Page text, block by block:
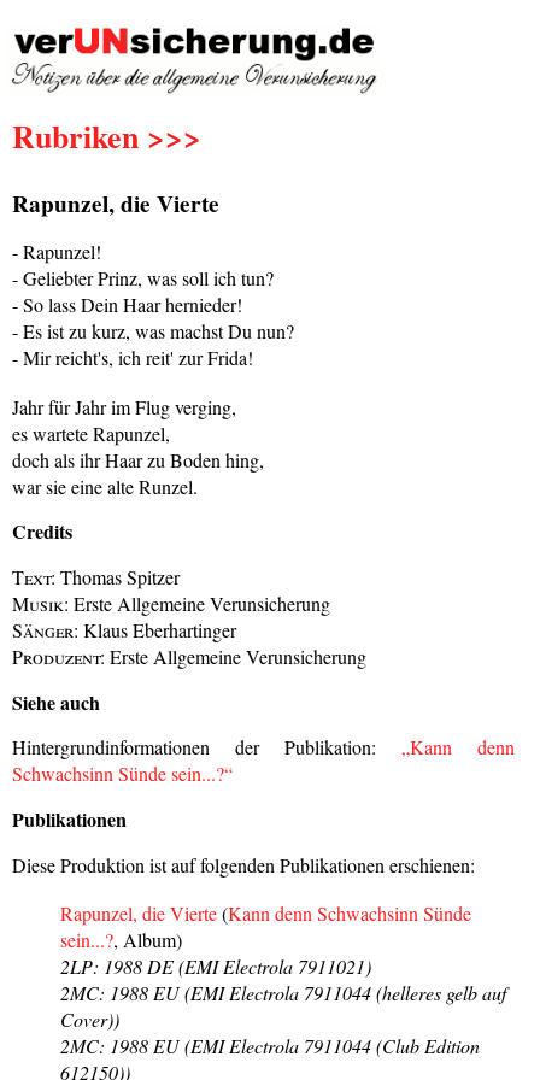
Rubriken >>>
Rapunzel, die Vierte
- Rapunzel!
- Geliebter Prinz, was soll ich tun?
- So lass Dein Haar hernieder!
- Es ist zu kurz, was machst Du nun?
- Mir reicht's, ich reit' zur Frida!
Jahr für Jahr im Flug verging,
es wartete Rapunzel,
doch als ihr Haar zu Boden hing,
war sie eine alte Runzel.
Credits
Text: Thomas Spitzer
Musik: Erste Allgemeine Verunsicherung
Sänger: Klaus Eberhartinger
Produzent: Erste Allgemeine Verunsicherung
Siehe auch
Hintergrundinformationen der Publikation: „Kann denn
Schwachsinn Sünde sein...?“
Publikationen
Diese Produktion ist auf folgenden Publikationen erschienen:
Rapunzel, die Vierte(Kann denn Schwachsinn Sünde
sein...?, Album)
2LP: 1988 DE (EMI Electrola 7911021)
2MC: 1988 EU (EMI Electrola 7911044 (helleres gelb auf
Cover))
2MC: 1988 EU (EMI Electrola 7911044 (Club Edition
612150))